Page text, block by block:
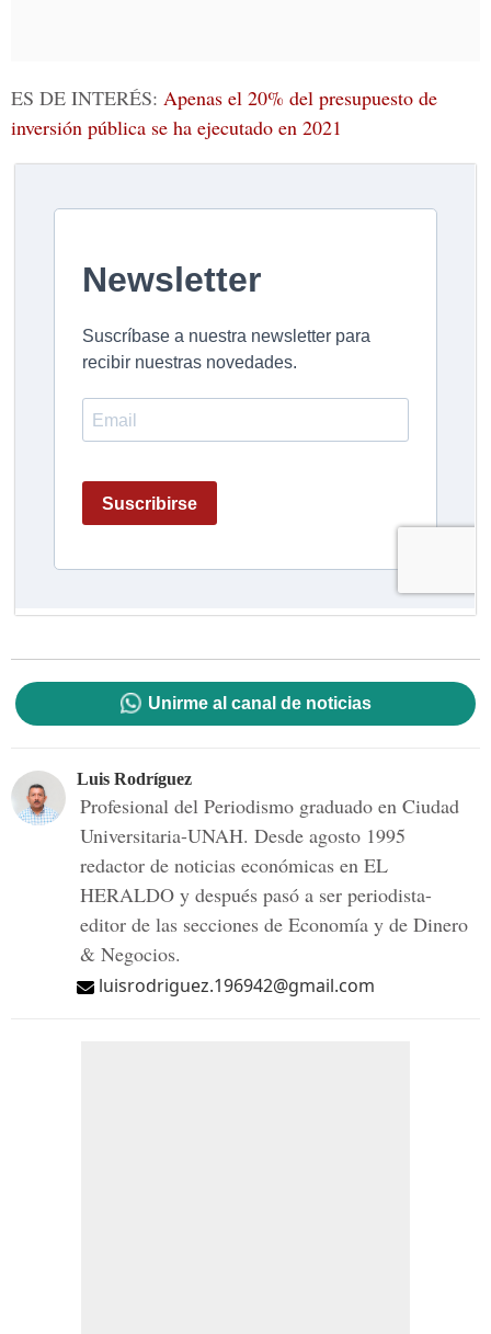
ES DE INTERÉS: Apenas el 20% del presupuesto de
inversión pública se ha ejecutado en 2021
Unirme al canal de noticias
Luis Rodríguez
Profesional del Periodismo graduado en Ciudad
Universitaria-UNAH. Desde agosto 1995
redactor de noticias económicas en EL
HERALDO y después pasó a ser periodista-
editor de las secciones de Economía y de Dinero
& Negocios.
luisrodriguez.196942@gmail.com